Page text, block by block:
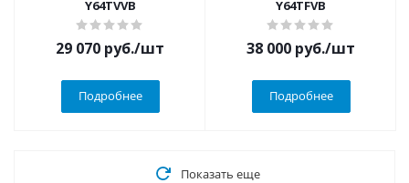
Y64TVVB
29 070 руб./шт
Подробнее
Y64TFVB
38 000 руб./шт
Подробнее
Показать еще